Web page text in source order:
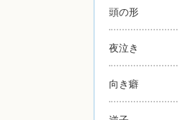
頭の形
夜泣き
向き癖